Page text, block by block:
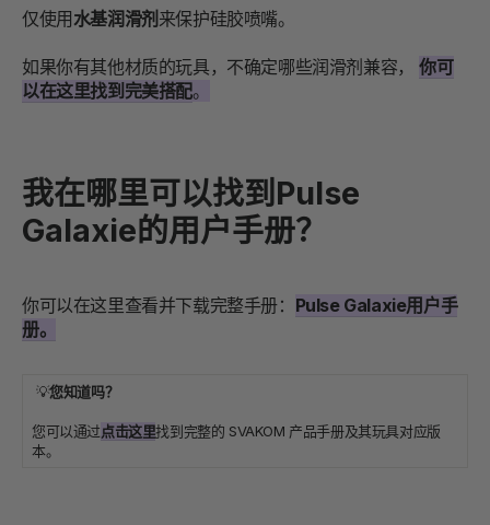
仅使用水基润滑剂 来保护硅胶喷嘴。
如果你有其他材质的玩具，不确定哪些润滑剂兼容，你可
以在这里找到完美搭配。
我在哪里可以找到Pulse
Galaxie的用户手册？
你可以在这里查看并下载完整手册： Pulse Galaxie用户手
册。
💡您知道吗？
您可以通过点击这里找到完整的 SVAKOM 产品手册及其玩具对应版
本。